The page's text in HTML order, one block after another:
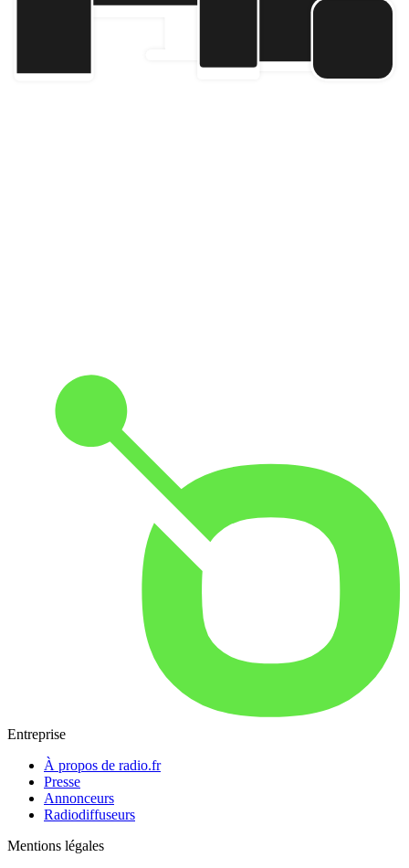
Entreprise
À propos de radio.fr
Presse
Annonceurs
Radiodiffuseurs
Mentions légales